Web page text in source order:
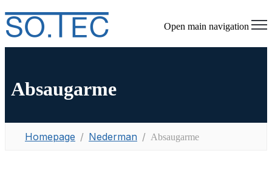
Open main navigation
Absaugarme
Homepage Nederman Absaugarme